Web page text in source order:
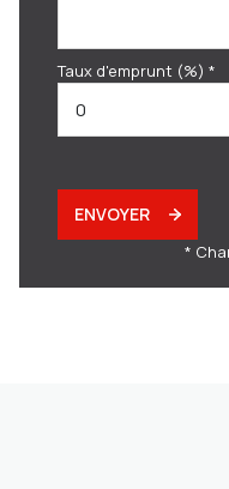
Taux d'emprunt (%) *
ENVOYER
*